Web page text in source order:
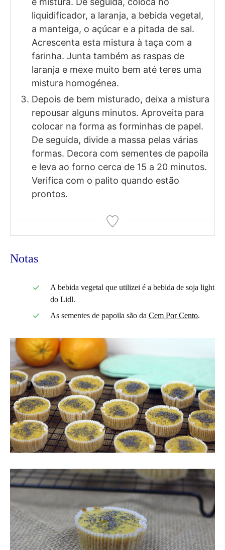
liquidificador, a laranja, a bebida vegetal,
a manteiga, o açúcar e a pitada de sal.
Acrescenta esta mistura à taça com a
farinha. Junta também as raspas de
laranja e mexe muito bem até teres uma
mistura homogénea.
Depois de bem misturado, deixa a mistura
repousar alguns minutos. Aproveita para
colocar na forma as forminhas de papel.
De seguida, divide a massa pelas várias
formas. Decora com sementes de papoila
e leva ao forno cerca de 15 a 20 minutos.
Verifica com o palito quando estão
prontos.
Notas
A bebida vegetal que utilizei é a bebida de soja light
do Lidl.
As sementes de papoila são da Cem Por Cento.